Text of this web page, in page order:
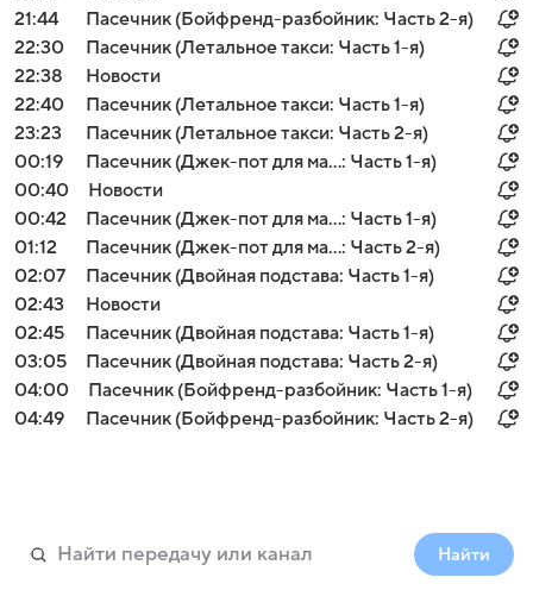
21:44
Пасечник (Бойфренд-разбойник: Часть 2-я)
22:30
Пасечник (Летальное такси: Часть 1-я)
22:38
Новости
22:40
Пасечник (Летальное такси: Часть 1-я)
23:23
Пасечник (Летальное такси: Часть 2-я)
00:19
Пасечник (Джек-пот для ма...: Часть 1-я)
00:40
Новости
00:42
Пасечник (Джек-пот для ма...: Часть 1-я)
01:12
Пасечник (Джек-пот для ма...: Часть 2-я)
02:07
Пасечник (Двойная подстава: Часть 1-я)
02:43
Новости
02:45
Пасечник (Двойная подстава: Часть 1-я)
03:05
Пасечник (Двойная подстава: Часть 2-я)
04:00
Пасечник (Бойфренд-разбойник: Часть 1-я)
04:49
Пасечник (Бойфренд-разбойник: Часть 2-я)
Найти